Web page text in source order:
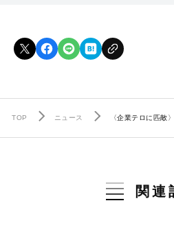
TOP ニュース 〈企業テロに匹敵
関連